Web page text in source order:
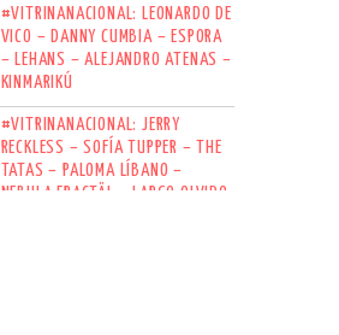
#VITRINANACIONAL: LEONARDO DE
VICO – DANNY CUMBIA – ESPORA
– LEHANS – ALEJANDRO ATENAS –
KINMARIKÚ
#VITRINANACIONAL: JERRY
RECKLESS – SOFÍA TUPPER – THE
TATAS – PALOMA LÍBANO –
NEBULA FRACTÄL – LARGO OLVIDO